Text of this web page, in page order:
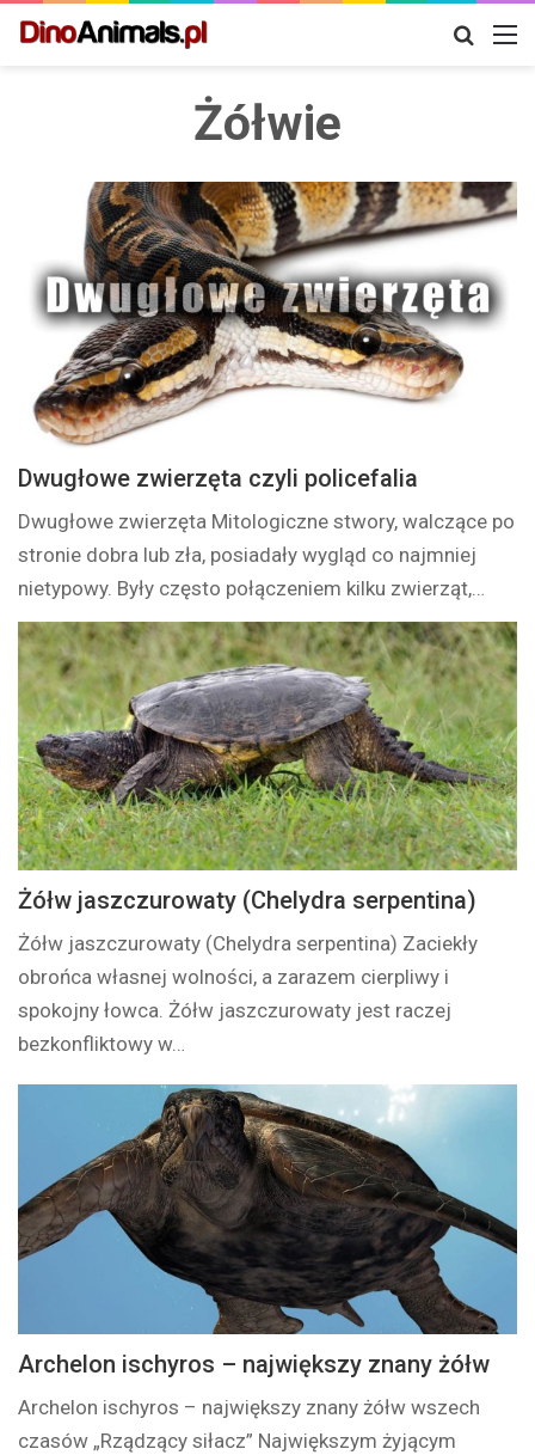
Szukaj
Żółwie
Dwugłowe zwierzęta czyli policefalia
Dwugłowe zwierzęta Mitologiczne stwory, walczące po
stronie dobra lub zła, posiadały wygląd co najmniej
nietypowy. Były często połączeniem kilku zwierząt,…
Żółw jaszczurowaty (Chelydra serpentina)
Żółw jaszczurowaty (Chelydra serpentina) Zaciekły
obrońca własnej wolności, a zarazem cierpliwy i
spokojny łowca. Żółw jaszczurowaty jest raczej
bezkonfliktowy w…
Archelon ischyros – największy znany żółw
Archelon ischyros – największy znany żółw wszech
czasów „Rządzący siłacz” Największym żyjącym